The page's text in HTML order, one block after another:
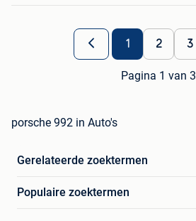
1 2 3
Pagina 1 van 3
porsche 992 in Auto's
Gerelateerde zoektermen
Populaire zoektermen